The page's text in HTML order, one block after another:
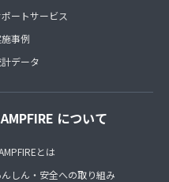
ートサービス
事例
データ
について
とは
んしん・安全への取り組み